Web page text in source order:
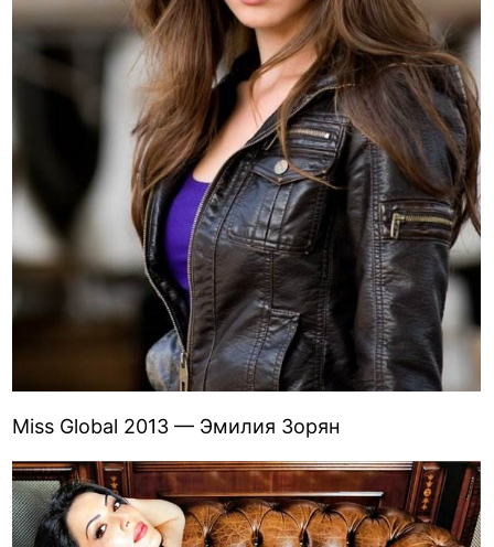
Miss Global 2013 — Эмилия Зорян